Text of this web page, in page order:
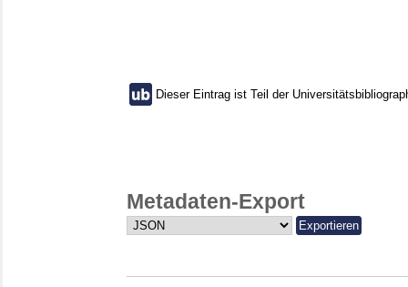
Dieser Eintrag ist Teil der
Metadaten-Export